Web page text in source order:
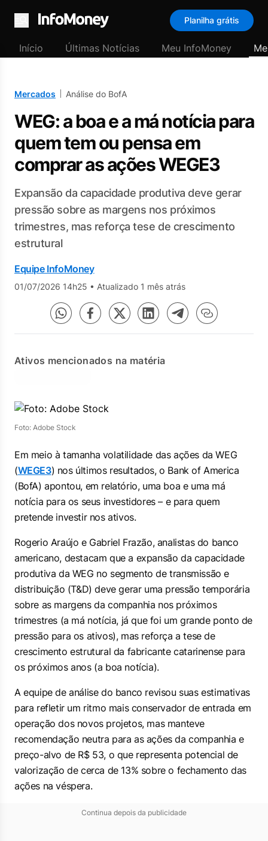
Menu
Planilha grátis
Início Últimas Notícias Meu InfoMoney
Mercados Análise do BofA
WEG: a boa e a má notícia para
quem tem ou pensa em
comprar as ações WEGE3
Expansão da capacidade produtiva deve gerar
pressão sobre as margens nos próximos
trimestres, mas reforça tese de crescimento
estrutural
Equipe InfoMoney
01/07/2026 14h25 • Atualizado 1 mês atrás
Ativos mencionados na matéria
Foto: Adobe Stock
Em meio à tamanha volatilidade das ações da WEG
(WEGE3) nos últimos resultados, o Bank of America
(BofA) apontou, em relatório, uma boa e uma má
notícia para os seus investidores – e para quem
pretende investir nos ativos.
Rogerio Araújo e Gabriel Frazão, analistas do banco
americano, destacam que a expansão da capacidade
produtiva da WEG no segmento de transmissão e
distribuição (T&D) deve gerar uma pressão temporária
sobre as margens da companhia nos próximos
trimestres (a má notícia, já que foi um grande ponto de
pressão para os ativos), mas reforça a tese de
crescimento estrutural da fabricante catarinense para
os próximos anos (a boa notícia).
A equipe de análise do banco revisou suas estimativas
para refletir um ritmo mais conservador de entrada em
operação dos novos projetos, mas manteve
recomendação neutra para as ações da companhia e
preço-alvo de R$ 53, o que representa potencial de
valorização de cerca de 13% sobre o fechamento das
ações na véspera.
Continua depois da publicidade